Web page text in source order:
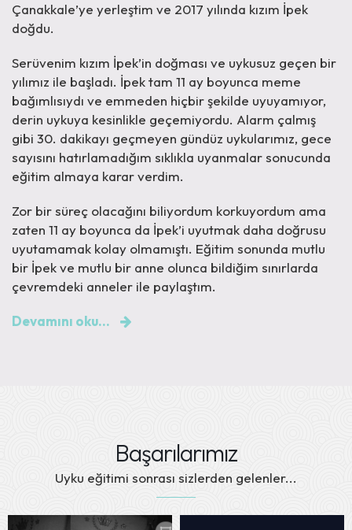
Çanakkale’ye yerleştim ve 2017 yılında kızım İpek
doğdu.
Serüvenim kızım İpek’in doğması ve uykusuz geçen bir
yılımız ile başladı. İpek tam 11 ay boyunca meme
bağımlısıydı ve emmeden hiçbir şekilde uyuyamıyor,
derin uykuya kesinlikle geçemiyordu. Alarm çalmış
gibi 30. dakikayı geçmeyen gündüz uykularımız, gece
sayısını hatırlamadığım sıklıkla uyanmalar sonucunda
eğitim almaya karar verdim.
Zor bir süreç olacağını biliyordum korkuyordum ama
zaten 11 ay boyunca da İpek’i uyutmak daha doğrusu
uyutamamak kolay olmamıştı. Eğitim sonunda mutlu
bir İpek ve mutlu bir anne olunca bildiğim sınırlarda
çevremdeki anneler ile paylaştım.
Devamını oku...
Başarılarımız
Uyku eğitimi sonrası sizlerden gelenler...